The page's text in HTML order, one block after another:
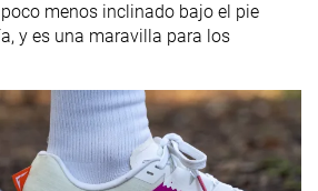
menos inclinado bajo el pie
y es una maravilla para los